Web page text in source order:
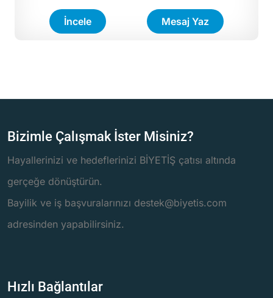
İncele Mesaj Yaz
Bizimle Çalışmak İster Misiniz?
Hayallerinizi ve hedeflerinizi BİYETİŞ çatısı altında
gerçeğe dönüştürün.
Bayilik ve iş başvuralarınızı destek@biyetis.com
adresinden yapabilirsiniz.
Hızlı Bağlantılar